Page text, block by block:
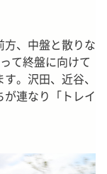
、中盤と散りな
て終盤に向けて
。沢田、近谷、
連なり「トレイ